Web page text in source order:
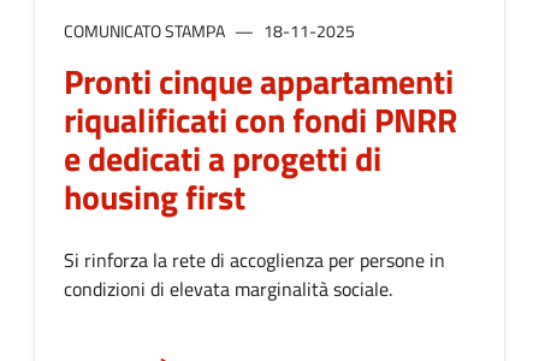
COMUNICATO STAMPA 18-11-2025
Pronti cinque appartamenti
riqualificati con fondi PNRR
e dedicati a progetti di
housing first
Si rinforza la rete di accoglienza per persone in
condizioni di elevata marginalità sociale.